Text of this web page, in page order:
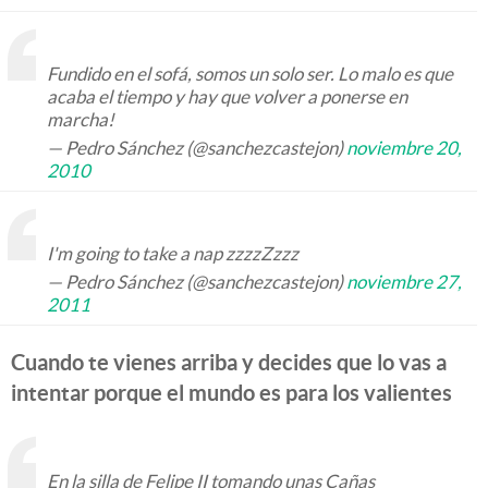
Fundido en el sofá, somos un solo ser. Lo malo es que
acaba el tiempo y hay que volver a ponerse en
marcha!
— Pedro Sánchez (@sanchezcastejon)noviembre 20,
2010
I'm going to take a nap zzzzZzzz
— Pedro Sánchez (@sanchezcastejon)noviembre 27,
2011
Cuando te vienes arriba y decides que lo vas a
intentar porque el mundo es para los valientes
En la silla de Felipe II tomando unas Cañas